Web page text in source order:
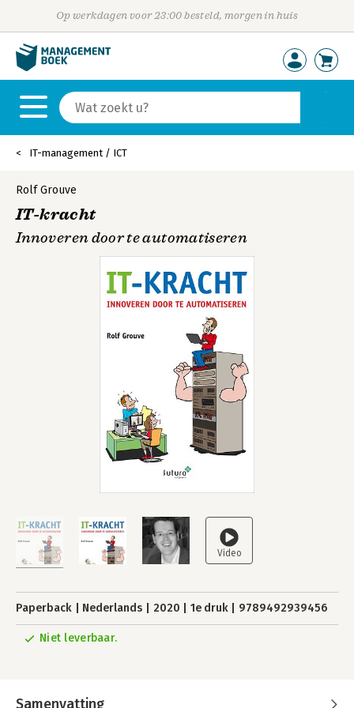
Op werkdagen voor 23:00 besteld, morgen in huis
IT-management / ICT
Rolf Grouve
IT-kracht
Innoveren door te automatiseren
Paperback Nederlands 2020 1e druk 9789492939456
Niet leverbaar.
Samenvatting